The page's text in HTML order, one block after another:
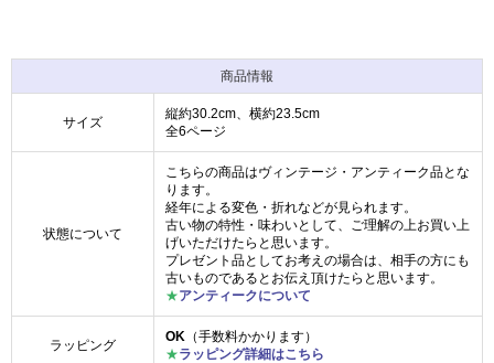
商品情報
サイズ
縦約30.2cm、横約23.5cm
全6ページ
状態について
こちらの商品はヴィンテージ・アンティーク品とな
ります。
経年による変色・折れなどが見られます。
古い物の特性・味わいとして、ご理解の上お買い上
げいただけたらと思います。
プレゼント品としてお考えの場合は、相手の方にも
古いものであるとお伝え頂けたらと思います。
★アンティークについて
ラッピング
OK （手数料かかります）
★ラッピング詳細はこちら